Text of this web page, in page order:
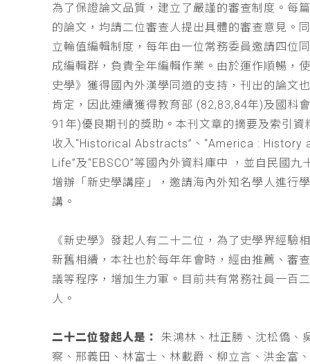
為了保證論文品質，建立了嚴謹的審查制度。每
的論文，均請二位審查人提出具體的審查意見。
立輪值編輯制度，每年由一位常務委員邀請四位
成編輯群，負責全年編輯作業。由於運作順暢，
史學》獲得國內外漢學同道的支持，刊出的論文
肯定，因此連續獲得教育部 (82,83,84年)及國科
91年)優良期刊的獎助。本刊文章的摘要及索引資
收入“Historical Abstracts”、“America : History
Life”及“EBSCO”等國內外資料庫中 ，並自民國九
增辦「新史學講座」，邀請海內外知名學人進行
講。
《新史學》發起人有二十二位，為了史學界經驗
新舊相續，本社也於每年年會時，經由推薦、審
議等程序，增加生力軍。目前共有常務社員一百
人。
二十二位發起人是：
朱鴻林、杜正勝、沈松僑、
察、邢義田、林富士、林載爵、柳立言、洪金富